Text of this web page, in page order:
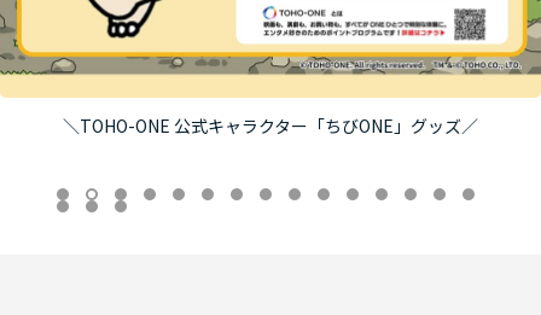
＼TOHO-ONE 公式キャラクター「ちびONE」グッズ／